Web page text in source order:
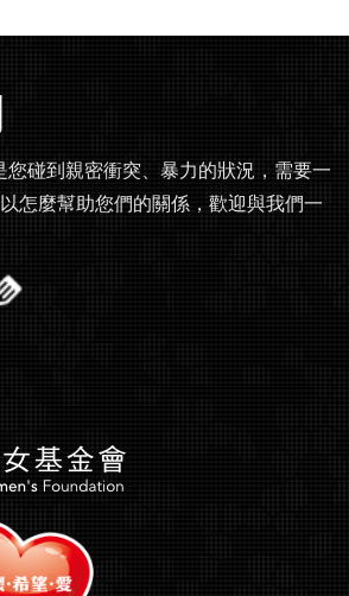
您碰到親密衝突、暴力的狀況，需要一
怎麼幫助您們的關係，歡迎與我們一